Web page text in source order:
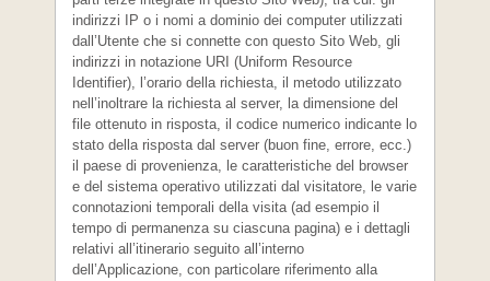
indirizzi IP o i nomi a dominio dei computer utilizzati
dall’Utente che si connette con questo Sito Web, gli
indirizzi in notazione URI (Uniform Resource
Identifier), l’orario della richiesta, il metodo utilizzato
nell’inoltrare la richiesta al server, la dimensione del
file ottenuto in risposta, il codice numerico indicante lo
stato della risposta dal server (buon fine, errore, ecc.)
il paese di provenienza, le caratteristiche del browser
e del sistema operativo utilizzati dal visitatore, le varie
connotazioni temporali della visita (ad esempio il
tempo di permanenza su ciascuna pagina) e i dettagli
relativi all’itinerario seguito all’interno
dell’Applicazione, con particolare riferimento alla